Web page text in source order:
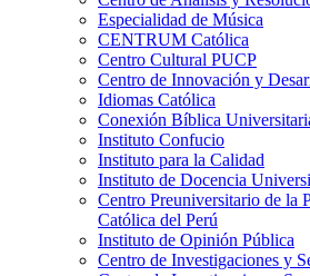
Especialidad de Música
CENTRUM Católica
Centro Cultural PUCP
Centro de Innovación y
Idiomas Católica
Conexión Bíblica
Instituto Confucio
Instituto para la Calidad
Instituto de Docencia
Centro Preuniversitario de la
Católica del Perú
Instituto de Opinión Pública
Centro de Investigaciones y